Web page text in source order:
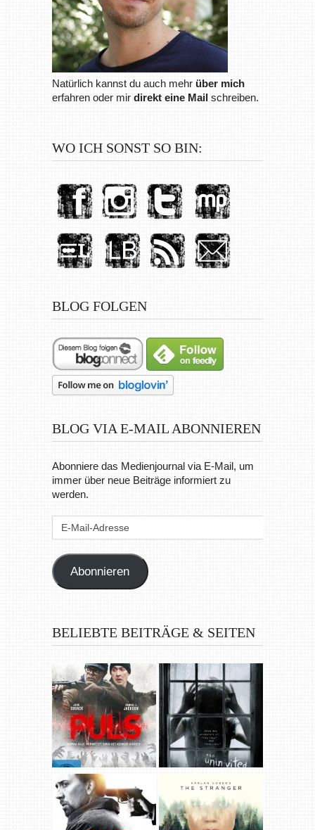
Natürlich kannst du auch mehr über mich
erfahren oder mir direkt eine Mail schreiben.
WO ICH SONST SO BIN:
BLOG FOLGEN
BLOG VIA E-MAIL ABONNIEREN
Abonniere das Medienjournal via E-Mail, um
immer über neue Beiträge informiert zu
werden.
Mail-
Abonnieren
BELIEBTE BEITRÄGE & SEITEN